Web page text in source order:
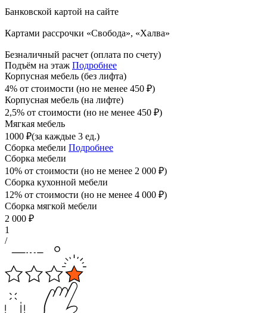
Банковской картой на сайте
Картами рассрочки «Свобода», «Халва»
Безналичный расчет (оплата по счету)
Подъём на этаж Подробнее
Корпусная мебель (без лифта)
4% от стоимости (но не менее 450 ₽)
Корпусная мебель (на лифте)
2,5% от стоимости (но не менее 450 ₽)
Мягкая мебель
1000 ₽(за каждые 3 ед.)
Сборка мебели Подробнее
Сборка мебели
10% от стоимости (но не менее 2 000 ₽)
Сборка кухонной мебели
12% от стоимости (но не менее 4 000 ₽)
Сборка мягкой мебели
2 000 ₽
1
/